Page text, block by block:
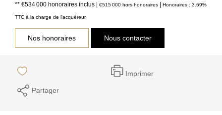
** €534 000 honoraires inclus | €515 000 hors honoraires | Honoraires : 3.69%
TTC à la charge de l'acquéreur
Nos honoraires Nous contacter
Imprimer
Partager